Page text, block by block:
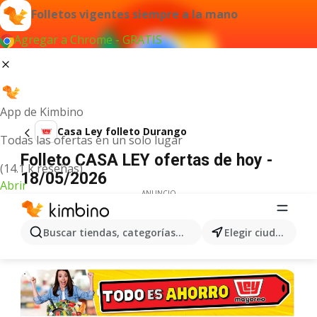
Folletos vigentes siempre a la mano
Agregar a Chrome - GRATIS
App de Kimbino
Todas las ofertas en un solo lugar
(14.1 k reseñas)
Abrir
Buscar tiendas, categorías, productos... Elegir ciudad
Casa Ley folleto Durango
Folleto CASA LEY ofertas de hoy -
18/05/2026
ANUNCIO